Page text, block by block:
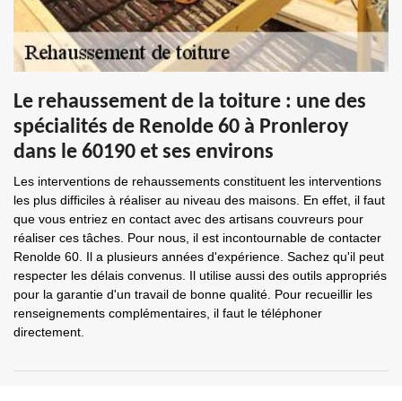
Le rehaussement de la toiture : une des
spécialités de Renolde 60 à Pronleroy
dans le 60190 et ses environs
Les interventions de rehaussements constituent les interventions
les plus difficiles à réaliser au niveau des maisons. En effet, il faut
que vous entriez en contact avec des artisans couvreurs pour
réaliser ces tâches. Pour nous, il est incontournable de contacter
Renolde 60. Il a plusieurs années d'expérience. Sachez qu'il peut
respecter les délais convenus. Il utilise aussi des outils appropriés
pour la garantie d'un travail de bonne qualité. Pour recueillir les
renseignements complémentaires, il faut le téléphoner
directement.